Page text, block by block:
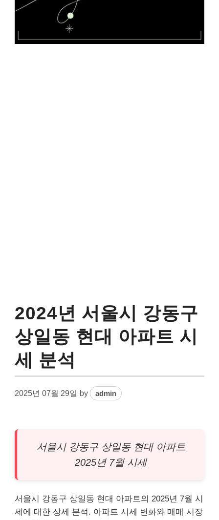
2024년 서울시 강동구
상일동 현대 아파트 시
세 분석
2025년 07월 29일 by admin
서울시 강동구 상일동 현대 아파트
2025년 7월 시세
서울시 강동구 상일동 현대 아파트의 2025년 7월 시
세에 대한 상세 분석. 아파트 시세 변화와 매매 시장